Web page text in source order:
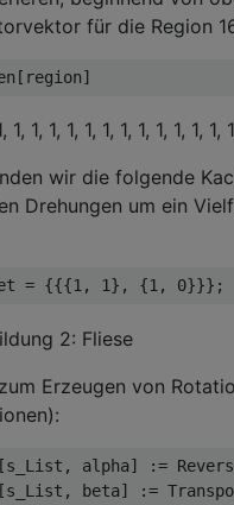
für die Region
1, 1, 1, 1, 1, 1, 1, 1, 1, 1, 1,
wir die folgende
Drehungen um ein
= {{{1, 1}, {1, 0}}};
Erzeugen von
alpha] :=
beta] :=